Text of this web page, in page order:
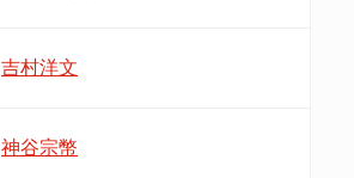
吉村洋文
神谷宗幣